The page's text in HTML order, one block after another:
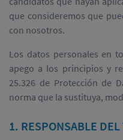
que consideremos que
con nosotros.
Los datos personales en
apego a los principios y
25.326 de Protección de
norma que la sustituya,
1. RESPONSABLE